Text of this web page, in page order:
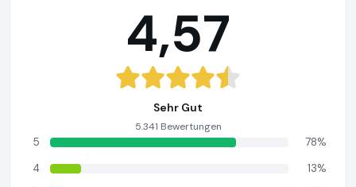
4,57
Sehr Gut
5.341 Bewertungen
5
78%
4
13%